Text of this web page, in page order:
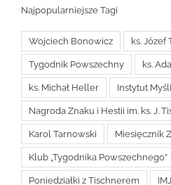
Najpopularniejsze Tagi
Wojciech Bonowicz ks. Józef
Tygodnik Powszechny ks.
ks. Michał Heller Instytut
Nagroda Znaku i Hestii im. ks. J.
Karol Tarnowski Miesięcznik
Klub „Tygodnika Powszechnego”
Poniedziałki z Tischnerem